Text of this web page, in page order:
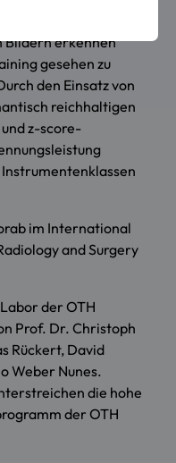
Bildern erkennen
gesehen zu
den Einsatz von
reichhaltigen
z-score-
im International
and Surgery
der OTH
Prof. Dr. Christoph
Rückert, David
Weber Nunes.
die hohe
der OTH